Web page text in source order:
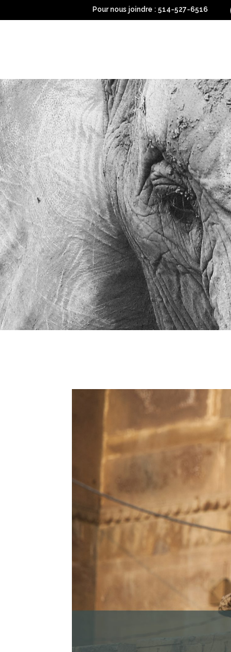
Pour nous joindre : 514-527-6516
Afrique du Sud
Botswana
Kenya | Tanzanie
Maroc
Namibie
Réunion | île Maurice
Cambodge
Inde
Indonésie
Japon
Laos
Sri Lanka
Thaïlande
Vietnam